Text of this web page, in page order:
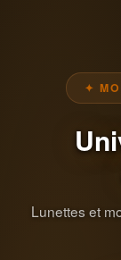
✦
Lunettes et